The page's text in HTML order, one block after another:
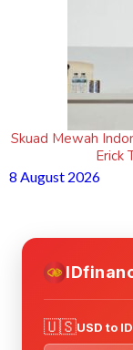
Skuad Mewah
Erick
8 August 2026
🇺🇸USD to